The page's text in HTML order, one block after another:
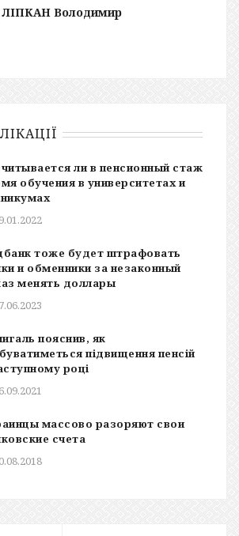
ЛІПКАН Володимир
ли в пенсионный стаж
обучения в университетах и
тоже будет штрафовать
и обменники за незаконный
менять доллары
пояснив, як
підвищення пенсій
році
массово разоряют свои
счета